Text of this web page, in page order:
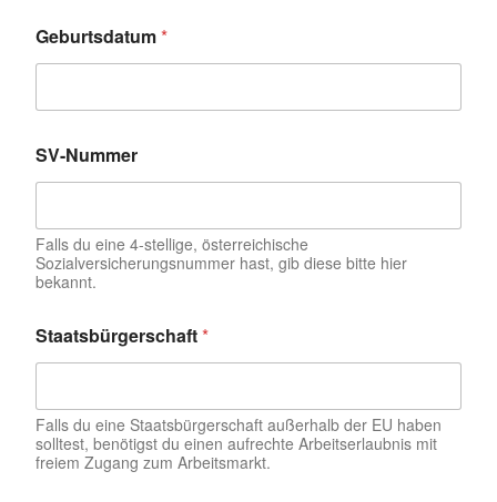
Geburtsdatum*
SV-Nummer
Falls du eine 4-stellige, österreichische
Sozialversicherungsnummer hast, gib diese bitte hier
bekannt.
Staatsbürgerschaft*
Falls du eine Staatsbürgerschaft außerhalb der EU haben
solltest, benötigst du einen aufrechte Arbeitserlaubnis mit
freiem Zugang zum Arbeitsmarkt.